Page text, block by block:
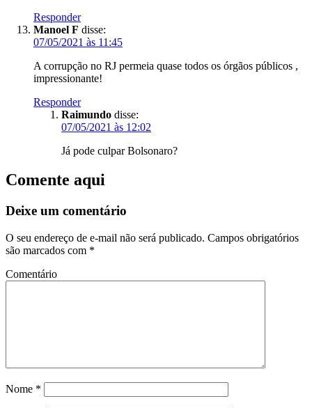
Responder
Manoel F disse:
07/05/2021 às 11:45
A corrupção no RJ permeia quase todos os órgãos públicos ,
impressionante!
Responder
Raimundo disse:
07/05/2021 às 12:02
Já pode culpar Bolsonaro?
Comente aqui
Deixe um comentário
O seu endereço de e-mail não será publicado. Campos obrigatórios
são marcados com *
Comentário
Nome *